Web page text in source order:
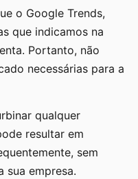
o Google Trends,
que indicamos na
Portanto, não
necessárias para a
qualquer
resultar em
sem
sua empresa.